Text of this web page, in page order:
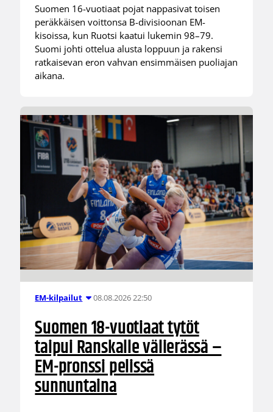
Suomen 16-vuotiaat pojat nappasivat toisen
peräkkäisen voittonsa B-divisioonan EM-
kisoissa, kun Ruotsi kaatui lukemin 98–79.
Suomi johti ottelua alusta loppuun ja rakensi
ratkaisevan eron vahvan ensimmäisen puoliajan
aikana.
EM-kilpailut 08.08.2026 22:50
Suomen 18-vuotiaat tytöt
taipui Ranskalle välierässä –
EM-pronssi pelissä
sunnuntaina